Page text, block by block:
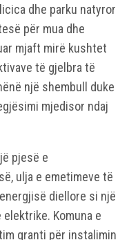
dhe parku natyror
për mua dhe
mjaft mirë kushtet
të gjelbra të
një shembull duke
mjedisor ndaj
pjesë e
ulja e emetimeve të
diellore si një
Komuna e
granti për instalimin